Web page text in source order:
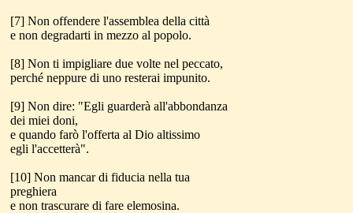
[7] Non offendere l'assemblea della città
e non degradarti in mezzo al popolo.
[8] Non ti impigliare due volte nel peccato,
perché neppure di uno resterai impunito.
[9] Non dire: "Egli guarderà all'abbondanza
dei miei doni,
e quando farò l'offerta al Dio altissimo
egli l'accetterà".
[10] Non mancar di fiducia nella tua
preghiera
e non trascurare di fare elemosina.